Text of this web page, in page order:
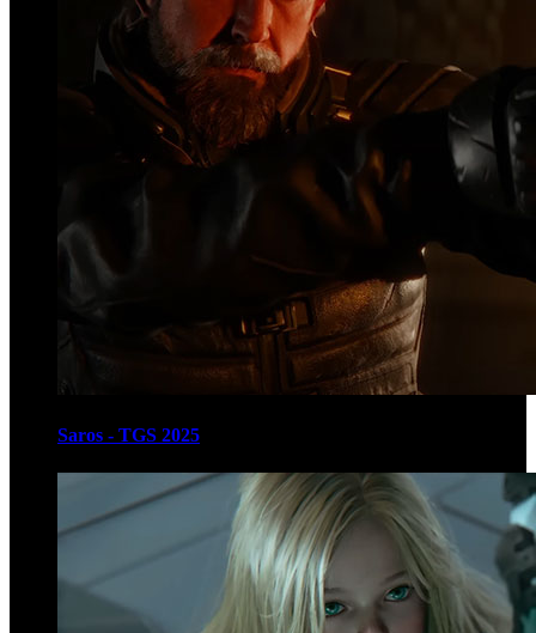
Saros - TGS 2025